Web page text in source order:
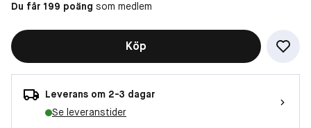
Du får 199 poäng som medlem
Köp
Leverans om 2-3 dagar
Se leveranstider